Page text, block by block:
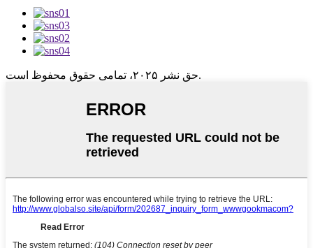
حق نشر ۲۰۲۵، تمامی حقوق محفوظ است.